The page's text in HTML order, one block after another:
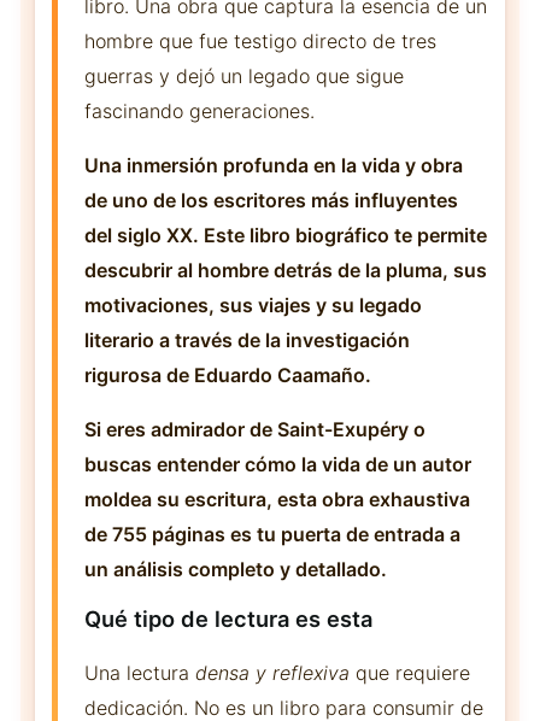
libro. Una obra que captura la esencia de un
hombre que fue testigo directo de tres
guerras y dejó un legado que sigue
fascinando generaciones.
Una inmersión profunda en la vida y obra
de uno de los escritores más influyentes
del siglo XX. Este libro biográfico te permite
descubrir al hombre detrás de la pluma, sus
motivaciones, sus viajes y su legado
literario a través de la investigación
rigurosa de Eduardo Caamaño.
Si eres admirador de Saint-Exupéry o
buscas entender cómo la vida de un autor
moldea su escritura, esta obra exhaustiva
de 755 páginas es tu puerta de entrada a
un análisis completo y detallado.
Qué tipo de lectura es esta
Una lectura densa y reflexiva que requiere
dedicación. No es un libro para consumir de